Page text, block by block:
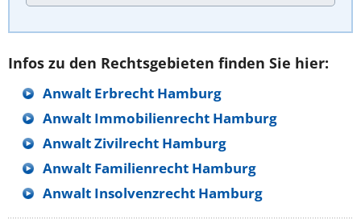
Infos zu den Rechtsgebieten finden Sie hier:
Anwalt Erbrecht Hamburg
Anwalt Immobilienrecht Hamburg
Anwalt Zivilrecht Hamburg
Anwalt Familienrecht Hamburg
Anwalt Insolvenzrecht Hamburg